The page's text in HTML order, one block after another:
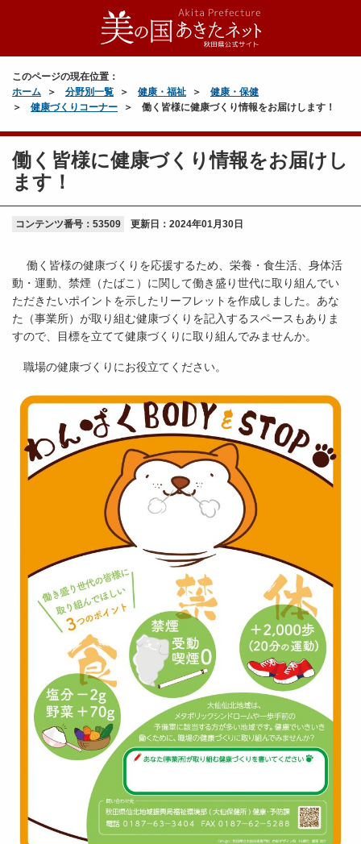
このページの現在位置：
ホーム
分野別一覧 健康・福祉
健康・保健
健康づくりコーナー
働く皆様に健康づくり情報をお届けします！
働く皆様に健康づくり情報をお届けし
ます！
コンテンツ番号：53509 更新日： 2024年01月30日
働く皆様の健康づくりを応援するため、栄養・食生活、身体活
動・運動、禁煙（たばこ）に関して働き盛り世代に取り組んでい
ただきたいポイントを示したリーフレットを作成しました。あな
た（事業所）が取り組む健康づくりを記入するスペースもありま
すので、目標を立てて健康づくりに取り組んでみませんか。
職場の健康づくりにお役立てください。